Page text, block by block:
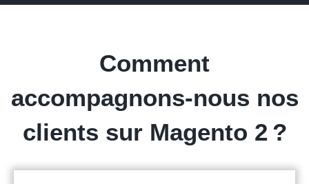
Comment
accompagnons-nous nos
clients sur Magento 2 ?